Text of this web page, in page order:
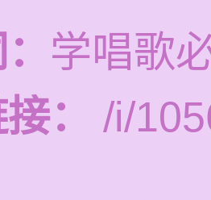
学唱歌
：
/i/